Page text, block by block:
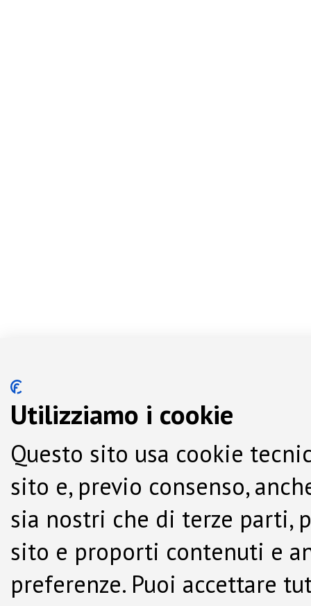
Utilizziamo i cookie
Questo sito usa cookie
sito e, previo consenso,
sia nostri che di terze parti,
sito e proporti contenuti e
preferenze. Puoi accettare